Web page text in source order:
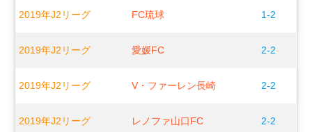
2019年J2リーグ FC琉球 1-2
2019年J2リーグ 愛媛FC 2-2
2019年J2リーグ V・ファーレン長崎 2-2
2019年J2リーグ レノファ山口FC 2-2